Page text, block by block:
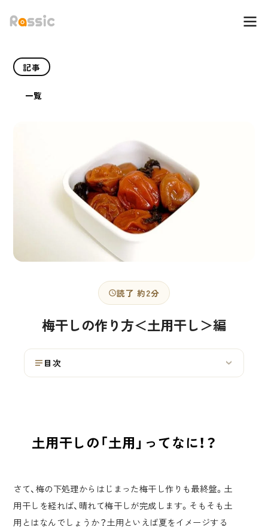
記事
一覧
読了 約2分
梅干しの作り方＜土用干し＞編
目次 ›
土用干しの「土用」ってなに！？
さて、梅の下処理からはじまった梅干し作りも最終盤。土
用干しを経れば、晴れて梅干しが完成します。そもそも土
用とはなんでしょうか？土用といえば夏をイメージする